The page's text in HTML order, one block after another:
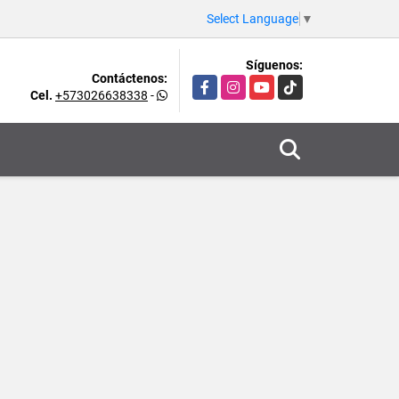
Select Language ▼
Contáctenos:
Cel. +573026638338 -
Síguenos:
FacebookInstagramYouTubeTikTok